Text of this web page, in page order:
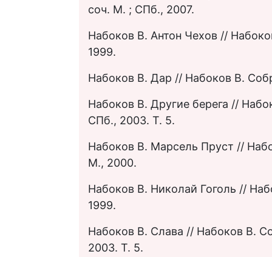
соч. М. ; СПб., 2007.
Набоков В. Антон Чехов //
1999.
Набоков В. Дар // Набоков В.
Набоков В. Другие берега //
СПб., 2003. Т. 5.
Набоков В. Марсель Пруст //
М., 2000.
Набоков В. Николай Гоголь //
1999.
Набоков В. Слава // Набоков В.
2003. Т. 5.